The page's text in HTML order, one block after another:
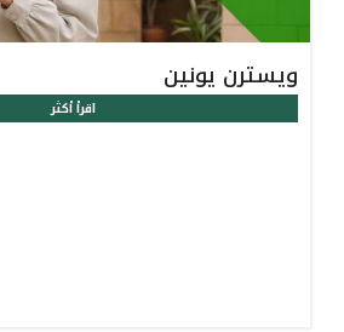
ويسترن يونين
اقرأ أكثر